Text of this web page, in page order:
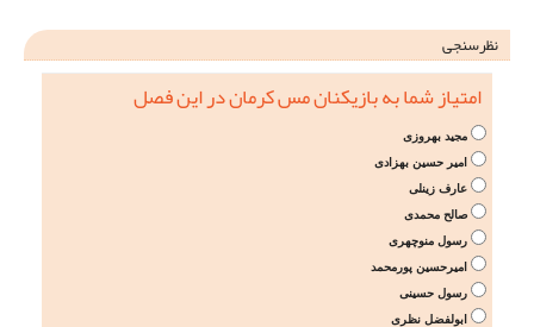
نظرسنجی
امتیاز شما به بازیکنان مس کرمان در این فصل
مجید بهروزی
امیر حسین بهزادی
عارف زینلی
صالح محمدی
رسول منوچهری
امیرحسین پورمحمد
رسول حسینی
ابولفضل نظری